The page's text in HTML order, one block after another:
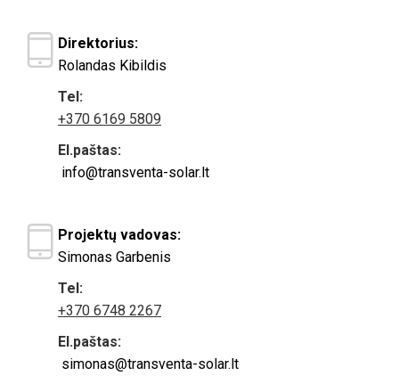
Direktorius:
Rolandas Kibildis
Tel:
+370 6169 5809
El.paštas:
info@transventa-solar.lt
Projektų vadovas:
Simonas Garbenis
Tel:
+370 6748 2267
El.paštas:
simonas@transventa-solar.lt